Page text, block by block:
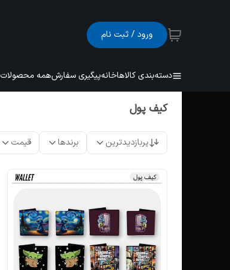
ورود / ثبت نام
دسته‌بندی کالاهاخانهپیگیری سفارشهمه محصولات
کیف پول
پربازدیدترین برندها قیمت